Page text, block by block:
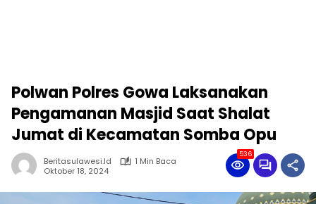
Polwan Polres Gowa Laksanakan
Pengamanan Masjid Saat Shalat
Jumat di Kecamatan Somba Opu
Beritasulawesi.id
1 Min Baca
Oktober 18, 2024
536